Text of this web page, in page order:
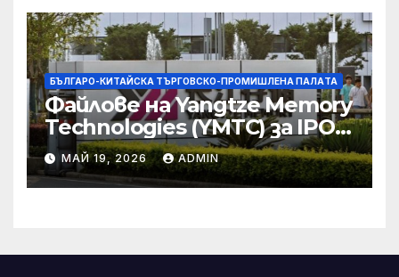
БЪЛГАРО-КИТАЙСКА ТЪРГОВСКО-ПРОМИШЛЕНА ПАЛAТА
Файлове на Yangtze Memory
Technologies (YMTC) за IPO
на STAR Market
МАЙ 19, 2026 ADMIN